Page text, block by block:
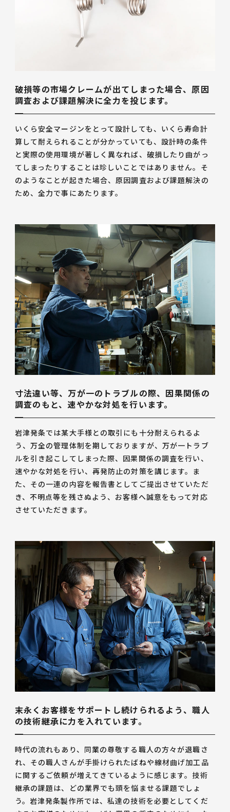
破損等の市場クレームが出てしまった場合、原因
調査および課題解決に全力を投じます。
いくら安全マージンをとって設計しても、いくら寿命計
算して耐えられることが分かっていても、設計時の条件
と実際の使用環境が著しく異なれば、破損したり曲がっ
てしまったりすることは珍しいことではありません。そ
のようなことが起きた場合、原因調査および課題解決の
ため、全力で事にあたります。
寸法違い等、万が一のトラブルの際、因果関係の
調査のもと、速やかな対処を行います。
岩津発条では某大手様との取引にも十分耐えられるよ
う、万全の管理体制を期しておりますが、万が一トラブ
ルを引き起こしてしまった際、因果関係の調査を行い、
速やかな対処を行い、再発防止の対策を講じます。ま
た、その一連の内容を報告書としてご提出させていただ
き、不明点等を残さぬよう、お客様へ誠意をもって対応
させていただきます。
末永くお客様をサポートし続けられるよう、職人
の技術継承に力を入れています。
時代の流れもあり、同業の尊敬する職人の方々が退職さ
れ、その職人さんが手掛けられたばねや線材曲げ加工品
に関するご依頼が増えてきているように感じます。技術
継承の課題は、どの業界でも頭を悩ませる課題でしょ
う。岩津発条製作所では、私達の技術を必要としてくだ